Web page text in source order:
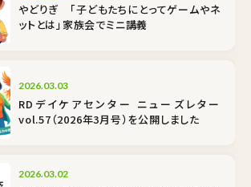
やどりぎ 「子どもたちにとってゲームやネ
ットとは」家族会でミニ講義
2026.03.03
RDデイケアセンター ニューズレター
vol.57（2026年3月号）を公開しました
2026.03.02